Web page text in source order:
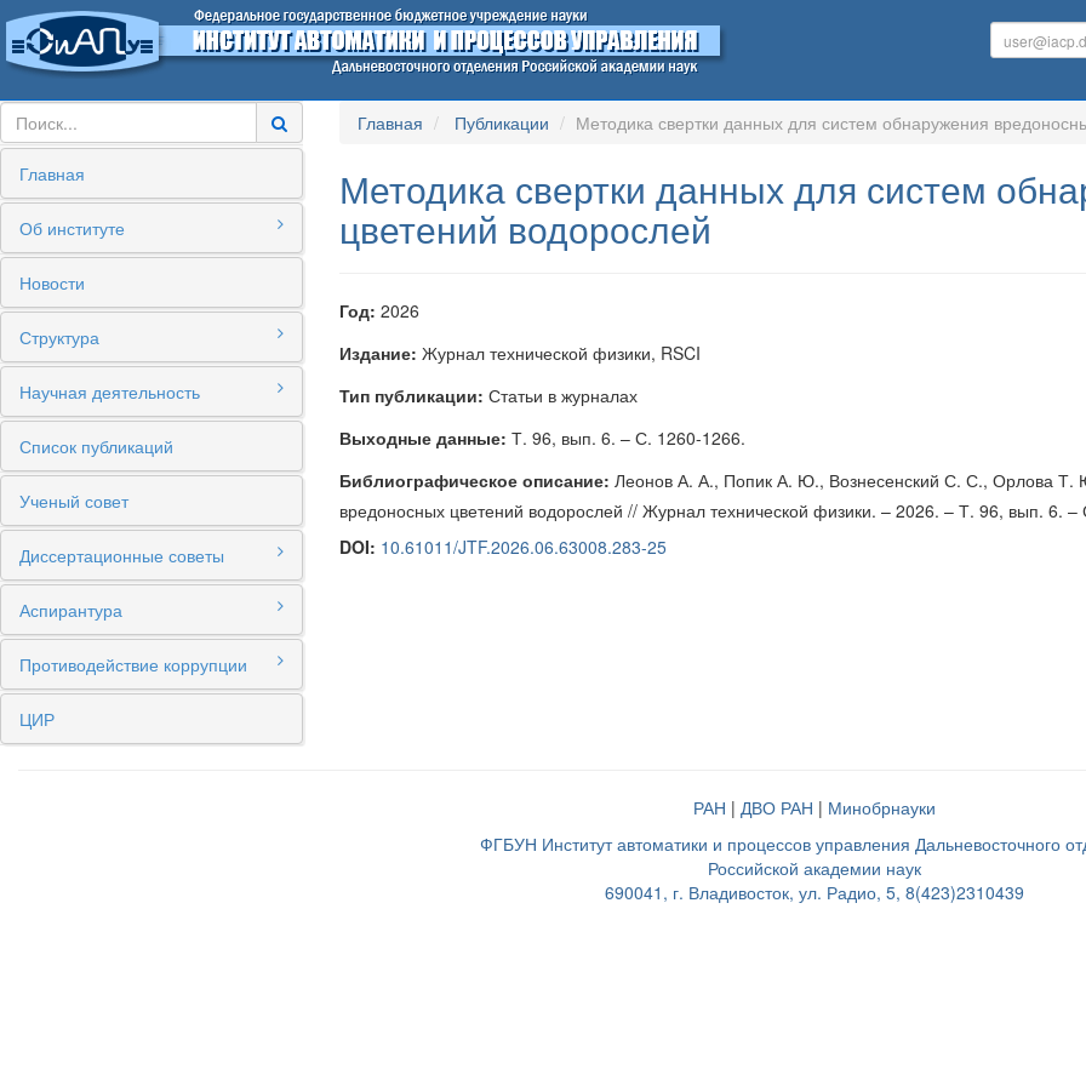
Главная
Об институте
Новости
Структура
Научная деятельность
Список публикаций
Ученый совет
Диссертационные советы
Аспирантура
Противодействие коррупции
ЦИР
Главная Публикации Методика свертки данных для систем обнаружения
Методика свертки данных для систем
цветений водорослей
Год: 2026
Издание: Журнал технической физики, RSCI
Тип публикации: Статьи в журналах
Выходные данные: Т. 96, вып. 6. – С. 1260-1266.
Библиографическое описание: Леонов А. А., Попик А. Ю., Вознесенский С. С., Орлова Т.
вредоносных цветений водорослей // Журнал технической физики. – 2026. – Т. 96, вып. 6.
DOI: 10.61011/JTF.2026.06.63008.283-25
РАН | ДВО РАН | Минобрнауки
ФГБУН Институт автоматики и процессов управления Дальневосточного
Российской академии наук
690041, г. Владивосток, ул. Радио, 5, 8(423)2310439